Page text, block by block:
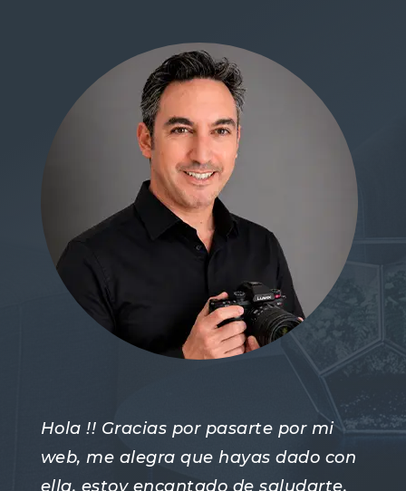
Hola !! Gracias por pasarte por mi
web, me alegra que hayas dado con
ella, estoy encantado de saludarte.